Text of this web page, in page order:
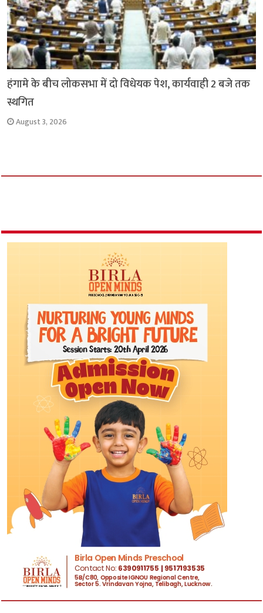
हंगामे के बीच लोकसभा में दो विधेयक पेश, कार्यवाही 2 बजे तक
स्थगित
August 3, 2026